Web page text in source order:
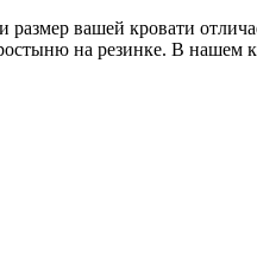
вашей кровати
на резинке. В нашем